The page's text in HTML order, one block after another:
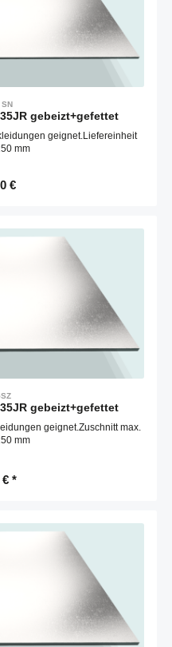
gebeizt+gefettet
geignet.Liefereinheit
mm
Preis:
€
gebeizt+gefettet
geignet.Zuschnitt max.
mm
€ *